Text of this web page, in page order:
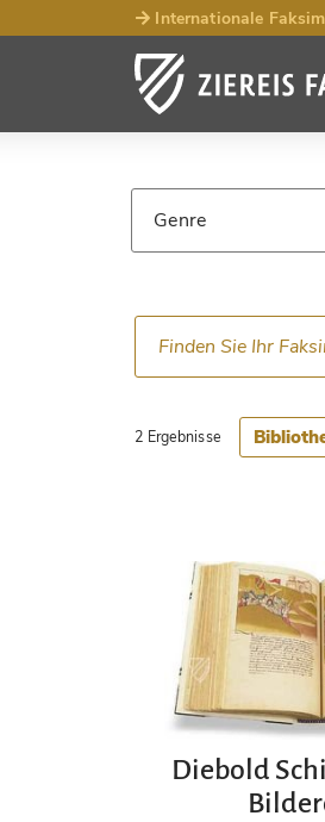
Internationale
Faksimiles
Genre
Sprache
2 Ergebnisse
Diebold